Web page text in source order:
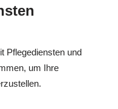
Pflegediensten und
um Ihre